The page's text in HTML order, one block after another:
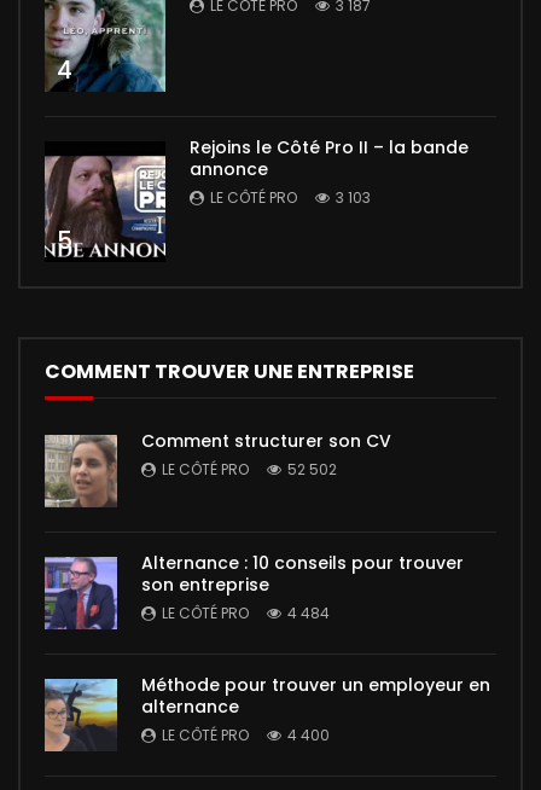
4
LE CÔTÉ PRO 3 187
5
Rejoins le Côté Pro II – la bande
annonce
LE CÔTÉ PRO 3 103
COMMENT TROUVER UNE ENTREPRISE
Comment structurer son CV
LE CÔTÉ PRO 52 502
Alternance : 10 conseils pour trouver
son entreprise
LE CÔTÉ PRO 4 484
Méthode pour trouver un employeur en
alternance
LE CÔTÉ PRO 4 400